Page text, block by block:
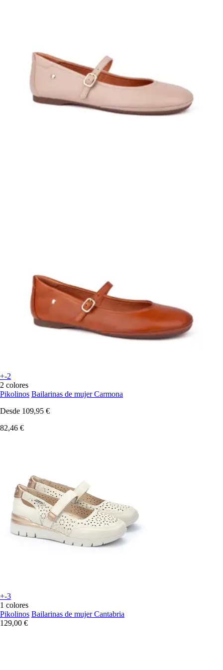
+-2
2 colores
Pikolinos Bailarinas de mujer Carmona
Desde 109,95 €
82,46 €
+-3
1 colores
Pikolinos Bailarinas de mujer Cantabria
129,00 €